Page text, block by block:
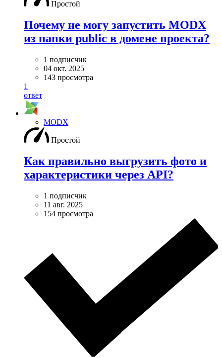
Простой
Почему не могу запустить MODX
из папки public в домене проекта?
1 подписчик
04 окт. 2025
143 просмотра
1
ответ
MODX
Простой
Как правильно выгрузить фото и
характеристики через API?
1 подписчик
11 авг. 2025
154 просмотра